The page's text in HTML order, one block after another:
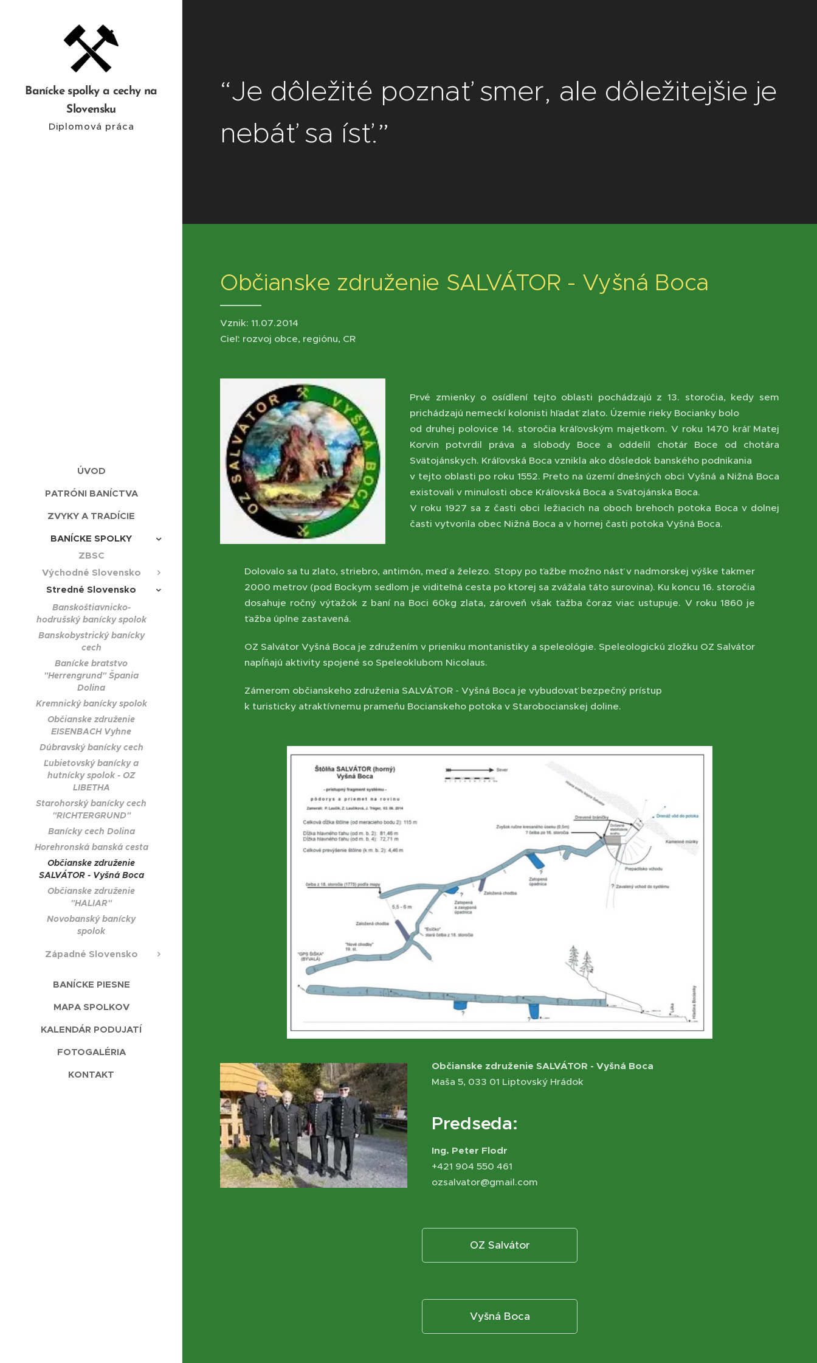
Banícke spolky a cechy na
Slovensku
Diplomová práca
ÚVOD
PATRÓNI BANÍCTVA
ZVYKY A TRADÍCIE
BANÍCKE SPOLKY
ZBSC
Východné Slovensko
Stredné Slovensko
Banskoštiavnicko-
hodrušský banícky spolok
Banskobystrický banícky
cech
Banícke bratstvo
"Herrengrund" Špania
Dolina
Kremnický banícky spolok
Občianske združenie
EISENBACH Vyhne
Dúbravský banícky cech
Ľubietovský banícky a
hutnícky spolok - OZ
LIBETHA
Starohorský banícky cech
"RICHTERGRUND"
Banícky cech Dolina
Horehronská banská cesta
Občianske združenie
SALVÁTOR - Vyšná Boca
Občianske združenie
"HALIAR"
Novobanský banícky
spolok
Západné Slovensko
BANÍCKE PIESNE
MAPA SPOLKOV
KALENDÁR PODUJATÍ
FOTOGALÉRIA
KONTAKT
“Je dôležité poznať smer, ale dôležitejšie je
nebáť sa ísť.”
Občianske združenie SALVÁTOR - Vyšná Boca
Vznik: 11.07.2014
Cieľ: rozvoj obce, regiónu, CR
Prvé zmienky o osídlení tejto oblasti pochádzajú z 13. storočia, kedy sem
prichádzajú nemeckí kolonisti hľadať zlato. Územie rieky Bocianky bolo
od druhej polovice 14. storočia kráľovským majetkom. V roku 1470 kráľ Matej
Korvin potvrdil práva a slobody Boce a oddelil chotár Boce od chotára
Svätojánskych. Kráľovská Boca vznikla ako dôsledok banského podnikania
v tejto oblasti po roku 1552. Preto na území dnešných obci Vyšná a Nižná Boca
existovali v minulosti obce Kráľovská Boca a Svätojánska Boca.
V roku 1927 sa z časti obci ležiacich na oboch brehoch potoka Boca v dolnej
časti vytvorila obec Nižná Boca a v hornej časti potoka Vyšná Boca.
Dolovalo sa tu zlato, striebro, antimón, meď a železo. Stopy po ťažbe možno násť v nadmorskej výške takmer
2000 metrov (pod Bockym sedlom je viditeľná cesta po ktorej sa zvážala táto surovina). Ku koncu 16. storočia
dosahuje ročný výťažok z baní na Boci 60kg zlata, zároveň však ťažba čoraz viac ustupuje. V roku 1860 je
ťažba úplne zastavená.
OZ Salvátor Vyšná Boca je združením v prieniku montanistiky a speleológie. Speleologickú zložku OZ Salvátor
napĺňajú aktivity spojené so Speleoklubom Nicolaus.
Zámerom občianskeho združenia SALVÁTOR - Vyšná Boca je vybudovať bezpečný prístup
k turisticky atraktívnemu prameňu Bocianskeho potoka v Starobocianskej doline.
Občianske združenie SALVÁTOR - Vyšná Boca
Maša 5, 033 01 Liptovský Hrádok
Predseda:
Ing. Peter Flodr
+421 904 550 461
ozsalvator@gmail.com
OZ Salvátor
Vyšná Boca